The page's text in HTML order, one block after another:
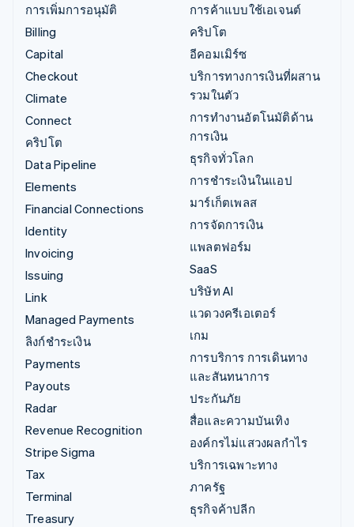
การเพิ่มการอนุมัติ
Billing
Capital
Checkout
Climate
Connect
คริปโต
Data Pipeline
Elements
Financial Connections
Identity
Invoicing
Issuing
Link
Managed Payments
ลิงก์ชำระเงิน
Payments
Payouts
Radar
Revenue Recognition
Stripe Sigma
Tax
Terminal
Treasury
การค้าแบบใช้เอเจนต์
คริปโต
อีคอมเมิร์ซ
บริการทางการเงินที่ผสาน
รวมในตัว
การทำงานอัตโนมัติด้าน
การเงิน
ธุรกิจทั่วโลก
การชำระเงินในแอป
มาร์เก็ตเพลส
การจัดการเงิน
แพลตฟอร์ม
SaaS
บริษัท AI
แวดวงครีเอเตอร์
เกม
การบริการ การเดินทาง
และสันทนาการ
ประกันภัย
สื่อและความบันเทิง
องค์กรไม่แสวงผลกำไร
บริการเฉพาะทาง
ภาครัฐ
ธุรกิจค้าปลีก